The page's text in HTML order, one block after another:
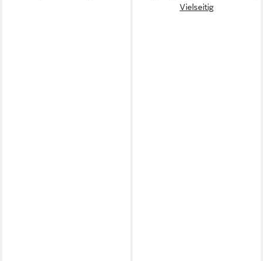
Vielseitig